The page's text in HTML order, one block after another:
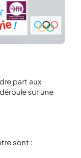
part aux
sur une
sont :